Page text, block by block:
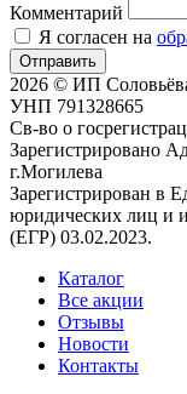
Комментарий
Я согласен на
Отправить
2026 © ИП
УНП 791328665
Св-во о
Зарегистрировано
г.Могилева
Зарегистрирован в
юридических лиц и
(ЕГР) 03.02.2023.
Каталог
Все акции
Отзывы
Новости
Контакты